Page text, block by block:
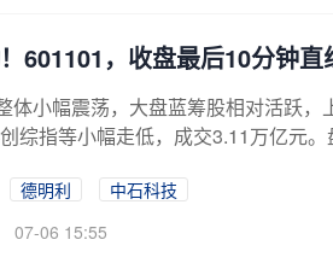
601101，收盘最后10分钟
体小幅震荡，大盘蓝筹股相对活跃
综指等小幅走低，成交3.11万亿元
德明利
中石科技
07-06 15:55